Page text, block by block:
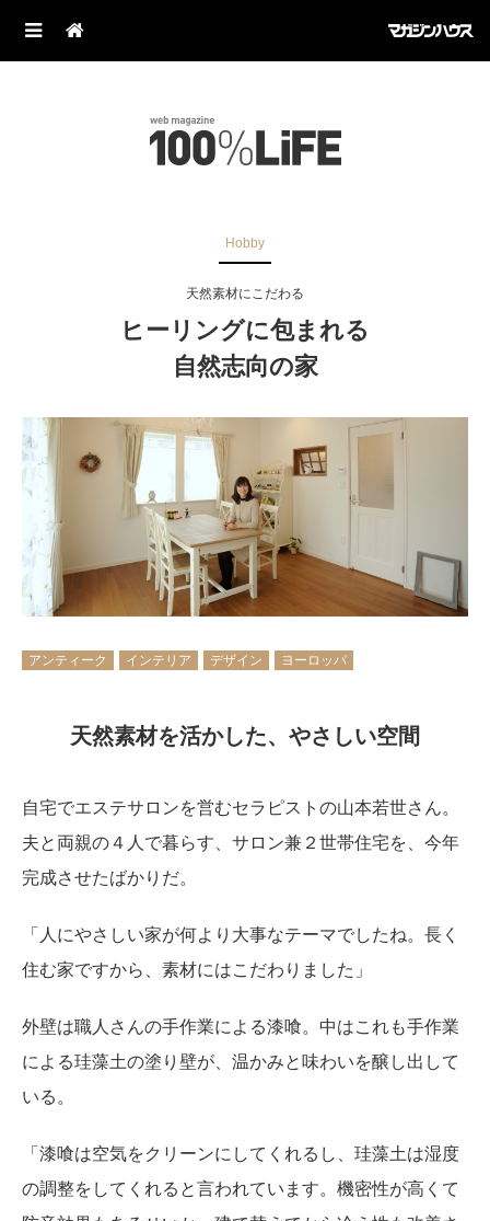
Hobby
天然素材にこだわる
ヒーリングに包まれる
自然志向の家
アンティーク インテリア デザイン ヨーロッパ
天然素材を活かした、やさしい空間
自宅でエステサロンを営むセラピストの山本若世さん。
夫と両親の４人で暮らす、サロン兼２世帯住宅を、今年
完成させたばかりだ。
「人にやさしい家が何より大事なテーマでしたね。長く
住む家ですから、素材にはこだわりました」
外壁は職人さんの手作業による漆喰。中はこれも手作業
による珪藻土の塗り壁が、温かみと味わいを醸し出して
いる。
「漆喰は空気をクリーンにしてくれるし、珪藻土は湿度
の調整をしてくれると言われています。機密性が高くて